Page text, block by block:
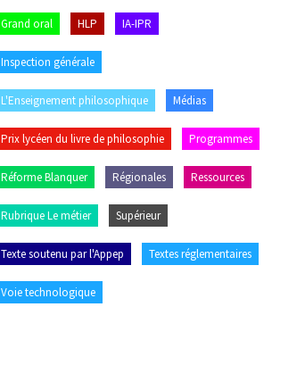
Grand oral HLP IA-IPR
Inspection générale
L'Enseignement philosophique Médias
Prix lycéen du livre de philosophie Programmes
Réforme Blanquer Régionales Ressources
Rubrique Le métier Supérieur
Texte soutenu par l'Appep Textes réglementaires
Voie technologique